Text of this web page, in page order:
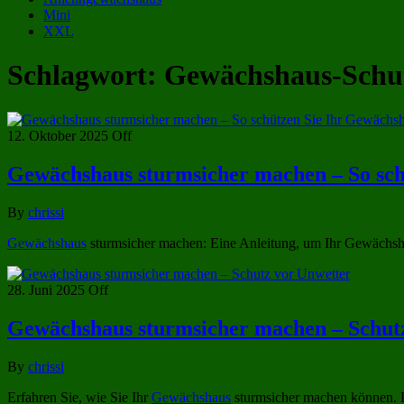
Mini
XXL
Schlagwort: Gewächshaus-
12. Oktober 2025 Off
Gewächshaus sturmsicher machen – So
By chrissi
Gewächshaus sturmsicher machen: Eine Anleitung, um Ihr
28. Juni 2025 Off
Gewächshaus sturmsicher machen –
By chrissi
Erfahren Sie, wie Sie Ihr Gewächshaus sturmsicher machen